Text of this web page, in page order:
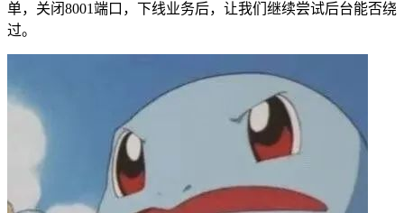
单，关闭8001端口，下线业务后，让我们继续尝试后台能否绕
过。